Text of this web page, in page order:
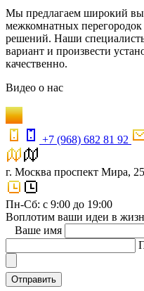
Мы предлагаем широкий
межкомнатных
решений. Наши
вариант и произвести
качественно.
Видео о нас
+7 (968) 682 81 92
г. Москва проспект Мира, 25
Пн-Сб: с 9:00 до 19:00
Воплотим ваши идеи в
Ваше имя
Отправить